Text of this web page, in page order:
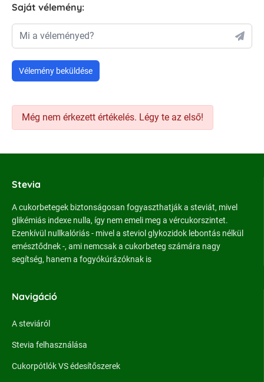
Saját vélemény:
Mi a véleményed?
Vélemény beküldése
Még nem érkezett értékelés. Légy te az első!
Stevia
A cukorbetegek biztonságosan fogyaszthatják a steviát, mivel
glikémiás indexe nulla, így nem emeli meg a vércukorszintet.
Ezenkívül nullkalóriás - mivel a steviol glykozidok lebontás nélkül
emésztődnek -, ami nemcsak a cukorbeteg számára nagy
segítség, hanem a fogyókúrázóknak is
Navigáció
A steviáról
Stevia felhasználása
Cukorpótlók VS édesítőszerek